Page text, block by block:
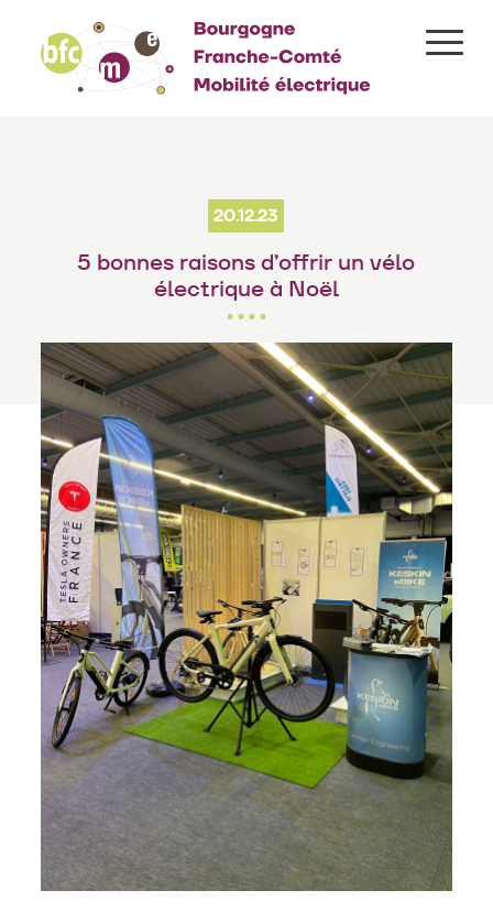
contenu
principal
20.12.23
5 bonnes raisons d’offrir un vélo
électrique à Noël